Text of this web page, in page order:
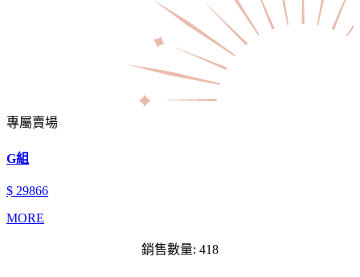
專屬賣場
G組
$ 29866
MORE
銷售數量: 418